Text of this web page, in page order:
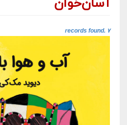
آسان‌خوان
۷ records found.‎